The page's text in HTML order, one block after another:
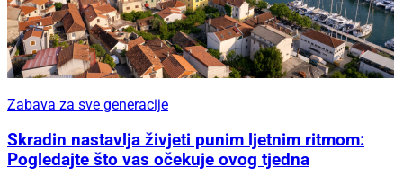
Zabava za sve generacije
Skradin nastavlja živjeti punim ljetnim ritmom:
Pogledajte što vas očekuje ovog tjedna